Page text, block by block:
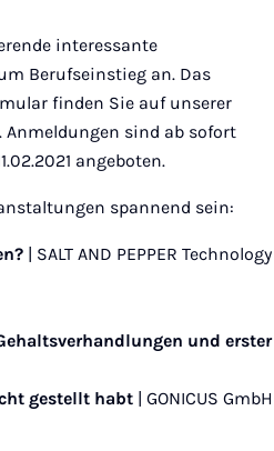
interessante
Berufseinstieg an. Das
finden Sie auf unserer
. Anmeldungen sind ab sofort
angeboten.
spannend sein:
| SALT AND PEPPER Technology
und erster
gestellt habt | GONICUS GmbH